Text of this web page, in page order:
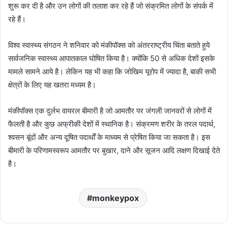
शुरू कर दी है और उन लोगों की तलाश कर रहे हैं जो संक्रमित लोगों के संपर्क में
रहे हैं।
विश्व स्वास्थ्य संगठन ने शनिवार को मंकीपॉक्स को अंतरराष्ट्रीय चिंता बताते हुये
सार्वजनिक स्वास्थ्य आपातकाल घोषित किया है। क्योंकि 50 से अधिक देशों इसके
मामले सामने आये है। लेकिन यह भी कहा कि जोखिम यूरोप में ज्यादा है, बाकी सभी
क्षेत्रों के लिए यह खतरा मध्यम है।
मंकीपॉक्स एक दुर्लभ वायरल बीमारी है जो आमतौर पर जंगली जानवरों से लोगों में
फैलती है और कुछ अफ्रीकी देशों में स्थानिक है। संक्रमण शरीर के तरल पदार्थ,
श्वसन बूंदों और अन्य दूषित पदार्थों के माध्यम से प्रेषित किया जा सकता है। इस
बीमारी के परिणामस्वरूप आमतौर पर बुखार, दाने और सूजन आदि लक्षण दिखाई देते
है।
monkeypox